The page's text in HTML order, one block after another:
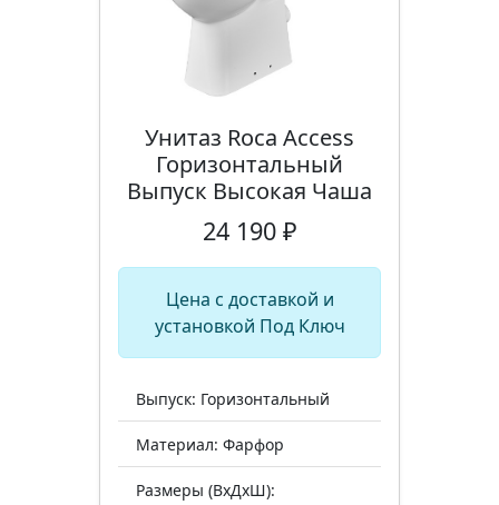
Унитаз Roca Access
Горизонтальный
Выпуск Высокая Чаша
24 190 ₽
Цена с доставкой и
установкой Под Ключ
Выпуск: Горизонтальный
Материал: Фарфор
Размеры (ВхДхШ):